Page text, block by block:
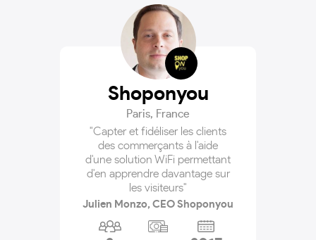
Shoponyou
Paris, France
"Capter et fidéliser les clients
des commerçants à l'aide
d'une solution WiFi permettant
d'en apprendre davantage sur
les visiteurs"
Julien Monzo, CEO Shoponyou